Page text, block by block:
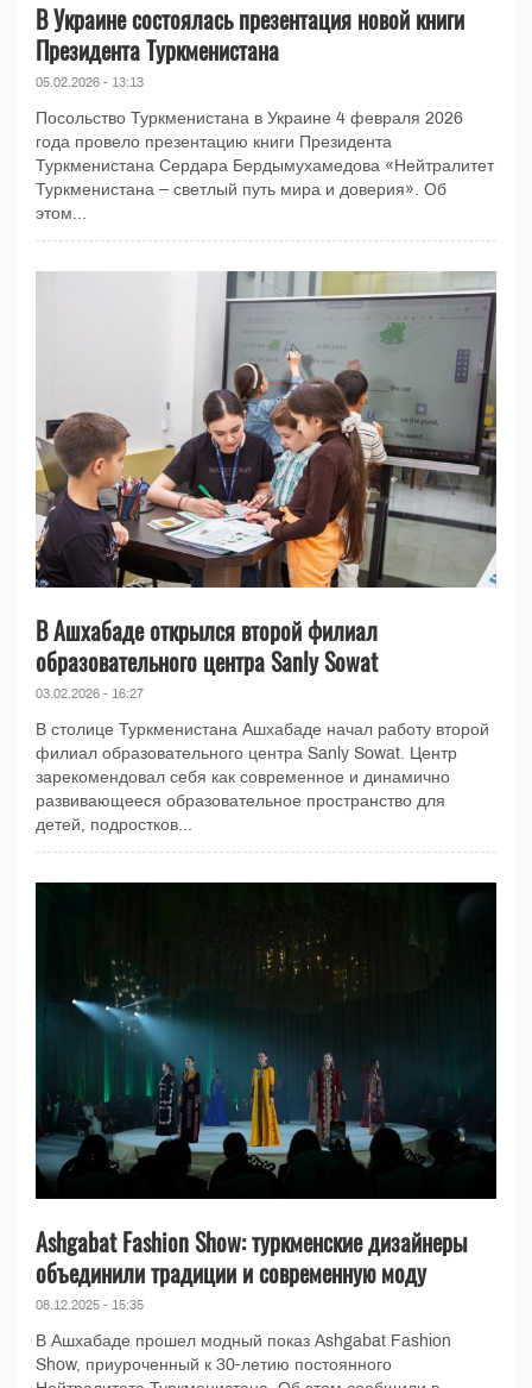
В Украине состоялась презентация новой книги
Президента Туркменистана
05.02.2026 - 13:13
Посольство Туркменистана в Украине 4 февраля 2026
года провело презентацию книги Президента
Туркменистана Сердара Бердымухамедова «Нейтралитет
Туркменистана – светлый путь мира и доверия». Об
этом...
В Ашхабаде открылся второй филиал
образовательного центра Sanly Sowat
03.02.2026 - 16:27
В столице Туркменистана Ашхабаде начал работу второй
филиал образовательного центра Sanly Sowat. Центр
зарекомендовал себя как современное и динамично
развивающееся образовательное пространство для
детей, подростков...
Ashgabat Fashion Show: туркменские дизайнеры
объединили традиции и современную моду
08.12.2025 - 15:35
В Ашхабаде прошел модный показ Ashgabat Fashion
Show, приуроченный к 30-летию постоянного